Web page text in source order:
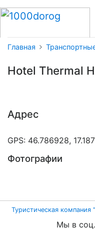
Главная
Hotel Thermal
Адрес
GPS: 46.786928,
Фотографии
Туристическая компания
Мы в